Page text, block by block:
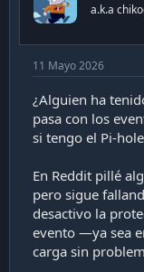
a.k.a
11 Mayo 2026
¿Alguien ha
pasa con los
si tengo el Pi-
En Reddit pillé
pero sigue
desactivo la
evento —ya sea
carga sin